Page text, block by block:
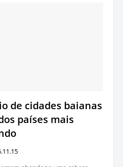
de cidades baianas
países mais